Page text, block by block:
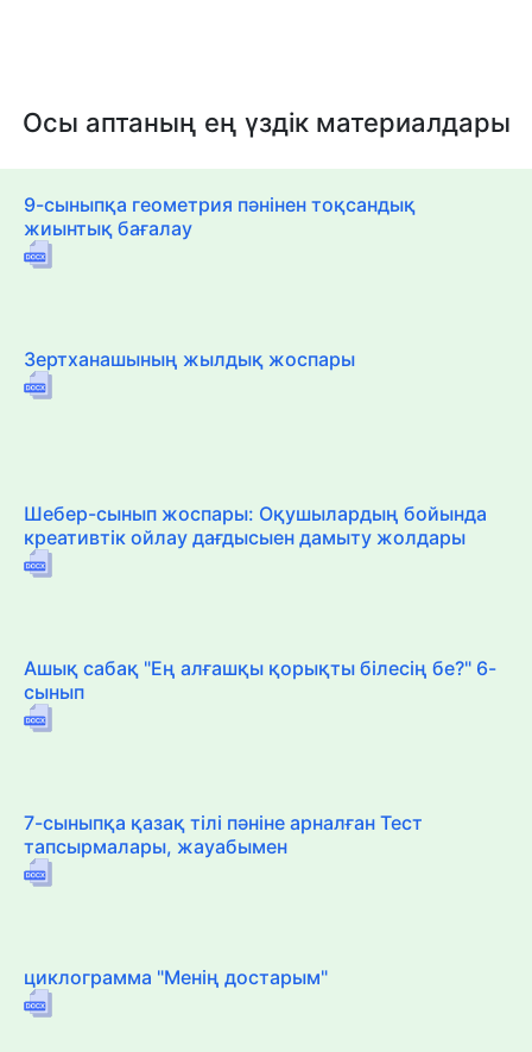
Осы аптаның ең үздік материалдары
9-сыныпқа геометрия пәнінен тоқсандық
жиынтық бағалау
Зертханашының жылдық жоспары
Шебер-сынып жоспары: Оқушылардың бойында
креативтік ойлау дағдысыен дамыту жолдары
Ашық сабақ "Ең алғашқы қорықты білесің бе?" 6-
сынып
7-сыныпқа қазақ тілі пәніне арналған Тест
тапсырмалары, жауабымен
циклограмма "Менің достарым"